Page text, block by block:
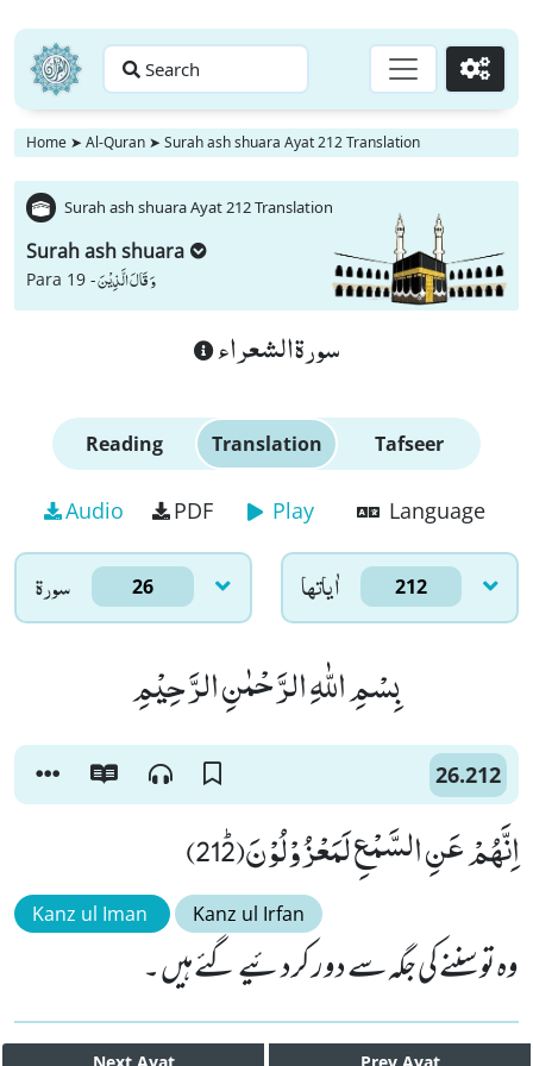
Search Go
Home ➤ Al-Quran ➤ Surah ash shuara Ayat 212 Translation
Surah ash shuara Ayat 212 Translation
Surah ash shuara
Para 19 -وَ قَالَ الَّذِیْنَ
سورة الشعراء
Reading Translation Tafseer
Audio PDF Play Language
سورۃ 26 اٰياتها 212
بِسْمِ اللّٰهِ الرَّحْمٰنِ الرَّحِیْمِ
26.212
اِنَّهُمْ عَنِ السَّمْعِ لَمَعْزُوْلُوْنَﭤ(212)
Kanz ul Iman Kanz ul Irfan
وہ تو سننے کی جگہ سے دور کردئیے گئے ہیں ۔